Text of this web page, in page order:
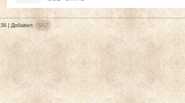
| Добавил: SAZ